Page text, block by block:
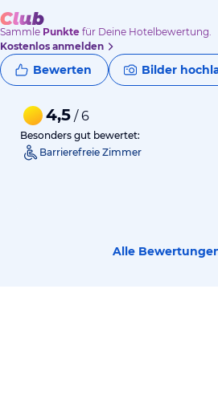
Sammle Punkte für Deine Hotelbewertung.
Kostenlos anmelden
Bewerten Bilder
4,5 / 6
Besonders gut bewertet:
Barrierefreie Zimmer
Alle